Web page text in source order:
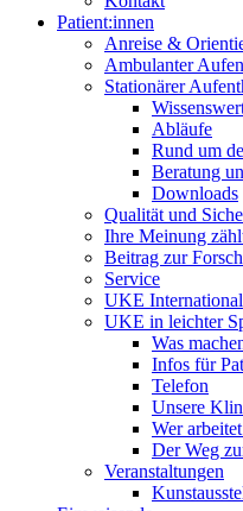
Patient:innen
Anreise &
Ambulanter
Stationärer
Abläufe
Rund um
Beratung
Downloads
Qualität und
Ihre Meinung
Beitrag zur
Service
UKE International
UKE in leichter
Was
Infos für
Telefon
Unsere
Wer
Der Weg
Veranstaltungen